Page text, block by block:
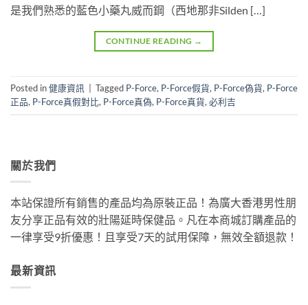
是我們熟悉的藍色小藥丸威而鋼（西地那非Silden […]
CONTINUE READING →
Posted in健康資訊 Tagged P-Force, P-Force假貨, P-Force偽貨, P-Force
正品, P-Force真假對比, P-Force真偽, P-Force真貨, 必利吉
關於我們
本站保證所有銷售的產品均為原裝正品！為廣大香港男性朋
友分享正品有效的壯陽延時保健品。凡在本商城訂購產品的
一律享受9折優惠！且享受7天的試用保障，無效全額退款！
最新資訊